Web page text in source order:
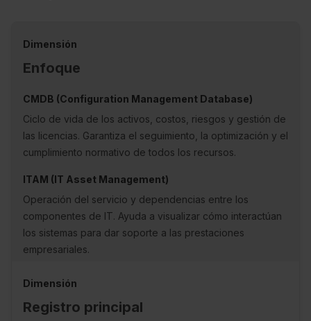
Enfoque
Ciclo de vida de los activos, costos, riesgos y gestión de
las licencias. Garantiza el seguimiento, la optimización y el
cumplimiento normativo de todos los recursos.
Operación del servicio y dependencias entre los
componentes de IT. Ayuda a visualizar cómo interactúan
los sistemas para dar soporte a las prestaciones
empresariales.
Registro principal